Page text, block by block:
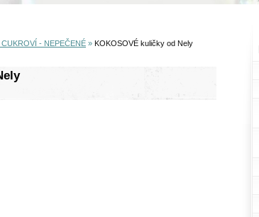
- NEPEČENÉ » KOKOSOVÉ kuličky od Nely